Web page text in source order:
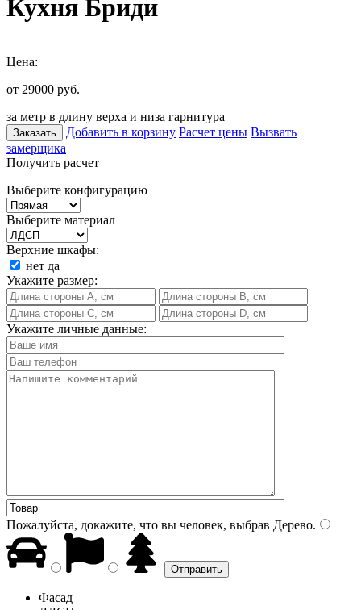
Кухня Бриди
Цена:
от 29000 руб.
за метр в длину верха и низа гарнитура
Заказать Добавить в корзину Расчет цены Вызвать
замерщика
Получить расчет
Выберите конфигурацию
Выберите материал
Верхние шкафы:
нет да
Укажите размер:
Укажите личные данные:
Пожалуйста, докажите, что вы человек, выбрав Дерево.
Фасад